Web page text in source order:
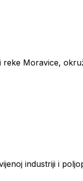
Moravice,
industriji i